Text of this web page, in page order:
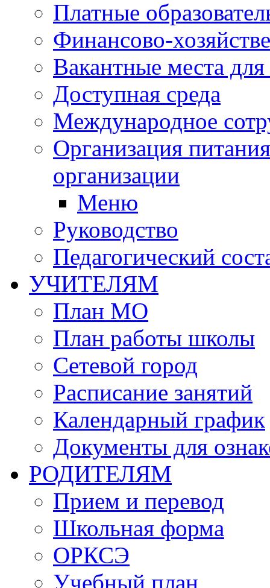
Платные
Финансово-
Вакантные места
Доступная среда
Международное
Организация
организации
Меню
Руководство
Педагогический
УЧИТЕЛЯМ
План МО
План работы школы
Сетевой город
Расписание занятий
Календарный график
Документы для
РОДИТЕЛЯМ
Прием и перевод
Школьная форма
ОРКСЭ
Учебный план